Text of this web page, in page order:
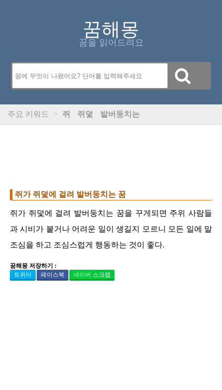
꿈해몽
꿈을 읽어드려요
주요 키워드 > 쥐 쥐덫 발버둥치는
쥐가 쥐덫에 걸려 발버둥치는 꿈
쥐가 쥐덫에 걸려 발버둥치는 꿈을 꾸게되면 주위 사람들
과 시비가 붙거나 어려운 일이 생길지 모르니 모든 일에 말
조심을 하고 조심스럽게 행동하는 것이 좋다.
꿈해몽 저장하기 :
트위터
페이스북 네이버 스크랩